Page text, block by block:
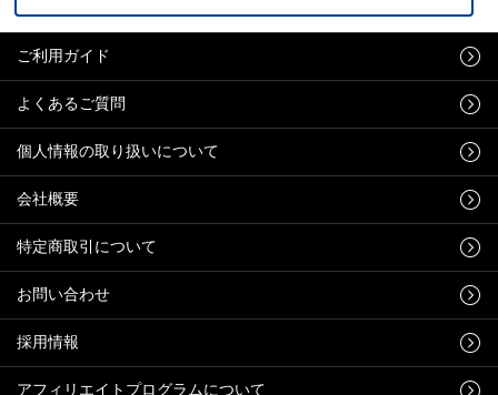
ご利用ガイド
よくあるご質問
個人情報の取り扱いについて
会社概要
特定商取引について
お問い合わせ
採用情報
アフィリエイトプログラムについて